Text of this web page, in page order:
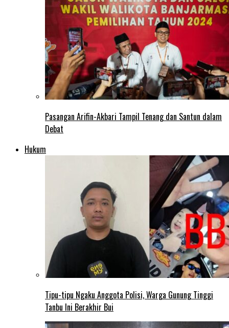
Pasangan Arifin-Akbari Tampil Tenang dan Santun dalam
Debat
Hukum
Tipu-tipu Ngaku Anggota Polisi, Warga Gunung Tinggi
Tanbu Ini Berakhir Bui